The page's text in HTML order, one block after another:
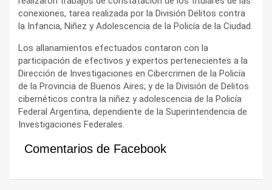
conexiones, tarea realizada por la División Delitos contra
la Infancia, Niñez y Adolescencia de la Policía de la Ciudad.
Los allanamientos efectuados contaron con la
participación de efectivos y expertos pertenecientes a la
Dirección de Investigaciones en Cibercrimen de la Policía
de la Provincia de Buenos Aires; y de la División de Delitos
cibernéticos contra la niñez y adolescencia de la Policía
Federal Argentina, dependiente de la Superintendencia de
Investigaciones Federales.
Comentarios de Facebook